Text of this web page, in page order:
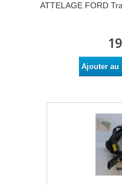
ATTELAGE FORD
Ajouter au